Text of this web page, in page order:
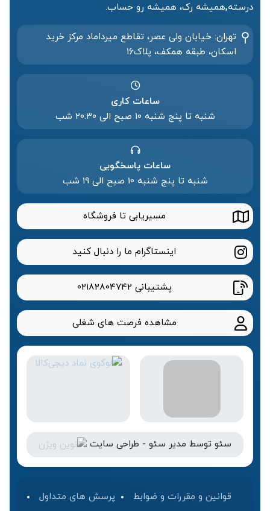
درسته٬همیشه رک، همیشه رو حساب.
تهران: خیابان ولی عصر، تقاطع میرداماد مرکز خرید‌
اسکان، طبقه همکف، پلاک۱۶
ساعات کاری
شنبه تا پنج شنبه ۱۰ صبح الی 20:۳۰ شب
ساعات پاسخگویی
شنبه تا پنج شنبه 10 صبح الی 19 شب
مسیریابی تا فروشگاه
اینستاگرام ما را دنبال کنید
پشتیبانی 02182804742
مشاهده فرصت های شغلی
سئو توسط مدیر سئو - طراحی سایت
قوانین و مقررات و ضوابط پرسش های متداول